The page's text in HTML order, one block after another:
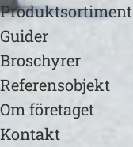
Produktsortiment
Guider
Broschyrer
Referensobjekt
Om företaget
Kontakt